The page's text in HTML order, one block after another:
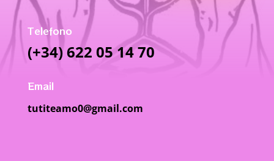
Telefono
(+34) 622 05 14 70
Email
tutiteamo0@gmail.com